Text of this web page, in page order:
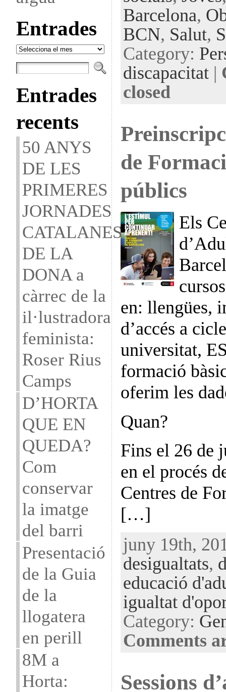
Entrades
Entrades
Entrades
recents
50 ANYS
DE LES
PRIMERES
JORNADES
CATALANES
DE LA
DONA a
càrrec de la
il·lustradora
feminista:
Roser Rius
Camps
D’HORTA
QUE EN
QUEDA?
Com
conservar
la imatge
del barri
Presentació
de la Guia
de la
llogatera
en perill
8M a
Horta:
Barcelona,
BCN, Salut,
Category:
discapacitat|
closed
de
públics
Els
en: llengües,
d’accés a
universitat,
formació
oferim les
Quan?
Fins el 26 de
en el procés
Centres de
[…]
juny 19th,
desigualtats,
educació
igualtat
Category:
Comments
Sessions